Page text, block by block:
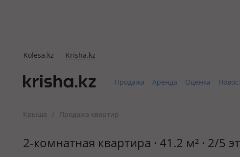
Kolesa.kz Krisha.kz
Продажа Аренда Оценка
Крыша / Продажа квартир
2-комнатная квартира · 41.2 м² · 2/